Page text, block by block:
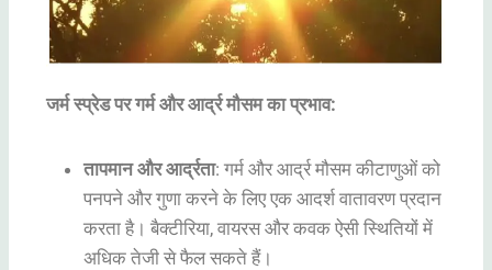
जर्म स्प्रेड पर गर्म और आर्द्र मौसम का प्रभाव:
तापमान और आर्द्रता: गर्म और आर्द्र मौसम कीटाणुओं को
पनपने और गुणा करने के लिए एक आदर्श वातावरण प्रदान
करता है। बैक्टीरिया, वायरस और कवक ऐसी स्थितियों में
अधिक तेजी से फैल सकते हैं।